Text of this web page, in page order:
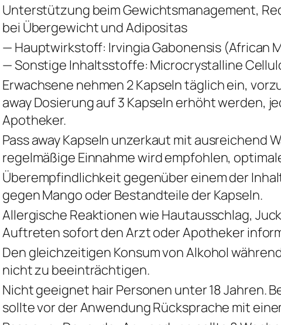
Unterstützung beim Gewichtsmanagement,
bei Übergewicht und Adipositas
— Hauptwirkstoff: Irvingia Gabonensis (African
— Sonstige Inhaltsstoffe: Microcrystalline
Erwachsene nehmen 2 Kapseln täglich ein,
away Dosierung auf 3 Kapseln erhöht werden,
Apotheker.
Pass away Kapseln unzerkaut mit ausreichend
regelmäßige Einnahme wird empfohlen,
Überempfindlichkeit gegenüber einem der
gegen Mango oder Bestandteile der Kapseln.
Allergische Reaktionen wie Hautausschlag,
Auftreten sofort den Arzt oder Apotheker
Den gleichzeitigen Konsum von Alkohol
nicht zu beeinträchtigen.
Nicht geeignet hair Personen unter 18 Jahren.
sollte vor der Anwendung Rücksprache mit